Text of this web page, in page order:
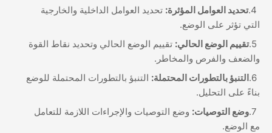
تحديد العوامل المؤثرة: تحديد العوامل الداخلية والخارجية
التي تؤثر على الوضع.
تقييم الوضع الحالي: تقييم الوضع الحالي وتحديد نقاط القوة
والضعف والفرص والمخاطر.
التنبؤ بالتطورات المحتملة: التنبؤ بالتطورات المحتملة للوضع
بناءً على التحليل.
وضع التوصيات: وضع التوصيات والإجراءات اللازمة للتعامل
مع الوضع.